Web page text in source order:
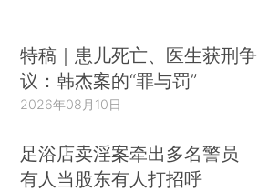
特稿｜患儿死亡、医生获刑争
议：韩杰案的“罪与罚”
2026年08月10日
足浴店卖淫案牵出多名警员
有人当股东有人打招呼